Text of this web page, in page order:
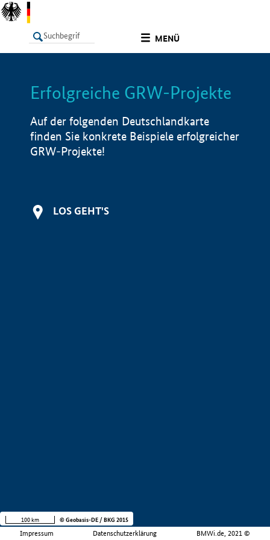
MENÜ
LISTE Info
Erfolgreiche GRW-Projekte
Auf der folgenden Deutschlandkarte
finden Sie konkrete Beispiele erfolgreicher
GRW-Projekte!
LOS GEHT'S
Impressum Datenschutzerklärung BMWi.de, 2021 ©
100 km © Geobasis-DE / BKG 2015